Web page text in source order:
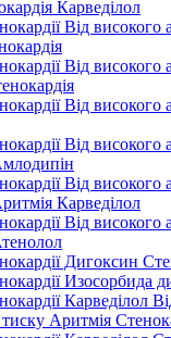
Карведілол
Від високого
Від високого
Від високого
Від високого
Від високого
Карведілол
Від високого
Дигоксин
Изосорбида
Карведілол
тиску Аритмія